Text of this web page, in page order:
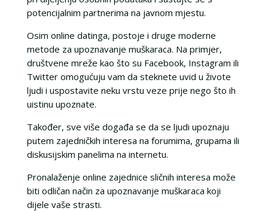
potencijalnim partnerima na javnom mjestu.
Osim online datinga, postoje i druge moderne
metode za upoznavanje muškaraca. Na primjer,
društvene mreže kao što su Facebook, Instagram ili
Twitter omogućuju vam da steknete uvid u živote
ljudi i uspostavite neku vrstu veze prije nego što ih
uistinu upoznate.
Također, sve više događa se da se ljudi upoznaju
putem zajedničkih interesa na forumima, grupama ili
diskusijskim panelima na internetu.
Pronalaženje online zajednice sličnih interesa može
biti odličan način za upoznavanje muškaraca koji
dijele vaše strasti.